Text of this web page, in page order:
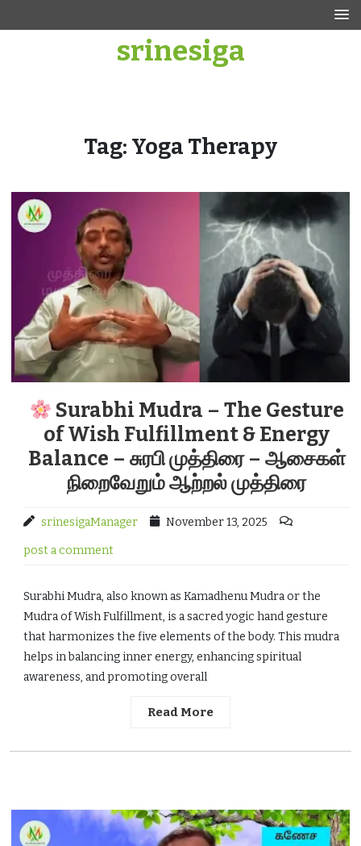
srinesiga
Tag: Yoga Therapy
Surabhi Mudra – The Gesture
of Wish Fulfillment & Energy
Balance – சுரபி முத்திரை – ஆசைகள்
நிறைவேறும் ஆற்றல் முத்திரை
srinesigaManager November 13, 2025
post a comment
Surabhi Mudra, also known as Kamadhenu Mudra or the
Mudra of Wish Fulfillment, is a sacred yogic hand gesture
that harmonizes the five elements of the body. This mudra
helps in balancing inner energy, enhancing spiritual
awareness, and promoting overall
Read More